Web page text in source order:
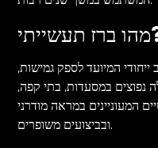
המיועד לספק גמישות,
נפוצים במסעדות, בתי קפה,
המעוניינים במראה מודרני
ובביצועים משופרים.